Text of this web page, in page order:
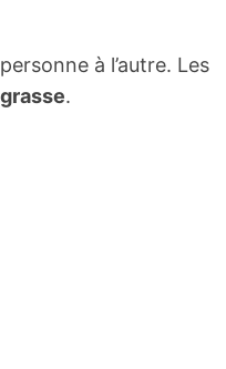
à l’autre. Les
.